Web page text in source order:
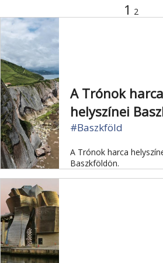
1 2
A Trónok harca
helyszínei
#Baszkföld
A Trónok harca
Baszkföldön.